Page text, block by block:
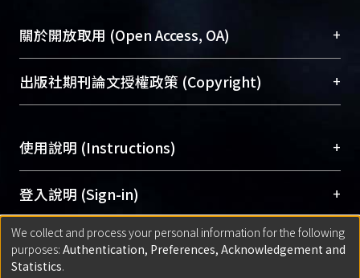
成果。
To permanently archive and promote researcher
profiles and scholarly works, Library integrates the
services of “NTU Repository” with “Academic
Sciences Library)
關於開放取用 (Open Access, OA) +
開放取用是從使用者角度提升資訊取用性的社會運
動，應用在學術研究上是透過將研究著作公開供使
用逐年攀升。同時可加速研究發展、提升研究影響
Archive）平台。 （點選深入了解OA）
出版社期刊論文授權政策 (Copyright) +
含部分內容的版權非匯入者所有，或由第三方贊
助與合作完成，請確認該版權所有者及第三方同
意提供此授權。
Please represent that the submission is your
original work, and that you have the right to
grant the rights to upload.
使用說明 (Instructions) +
網站簡介(Quickstart Guide)
使用手冊(Instruction Manual)
線上預約服務(Booking Service)
登入說明 (Sign-in) +
方案一：臺灣大學計算機中心帳號登入
(With C&INC Email Account)
匯入著作 (Submission) +
We collect and process your personal information for the following
purposes: Authentication, Preferences, Acknowledgement and
Statistics.